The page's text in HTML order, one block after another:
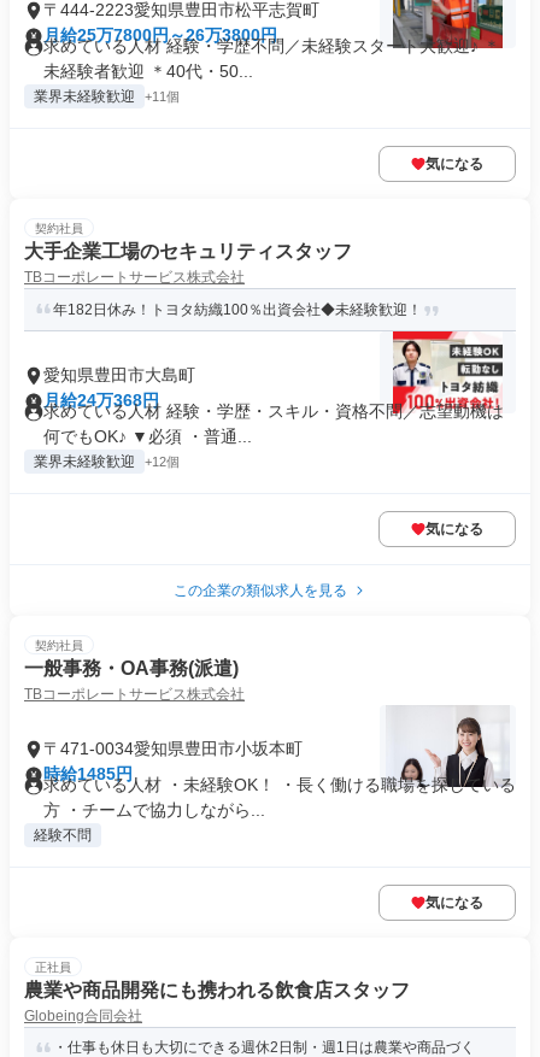
〒444-2223愛知県豊田市松平志賀町
月給25万7800円～26万3800円
求めている人材 経験・学歴不問／未経験スタート大歓迎♪ ＊
未経験者歓迎 ＊40代・50...
業界未経験歓迎 +11個
気になる
契約社員
大手企業工場のセキュリティスタッフ
TBコーポレートサービス株式会社
年182日休み！トヨタ紡織100％出資会社◆未経験歓迎！
愛知県豊田市大島町
月給24万368円
求めている人材 経験・学歴・スキル・資格不問／志望動機は
何でもOK♪ ▼必須 ・普通...
業界未経験歓迎 +12個
気になる
この企業の類似求人を見る
契約社員
一般事務・OA事務(派遣)
TBコーポレートサービス株式会社
〒471-0034愛知県豊田市小坂本町
時給1485円
求めている人材 ・未経験OK！ ・長く働ける職場を探している
方 ・チームで協力しながら...
経験不問
気になる
正社員
農業や商品開発にも携われる飲食店スタッフ
Globeing合同会社
・仕事も休日も大切にできる週休2日制・週1日は農業や商品づく